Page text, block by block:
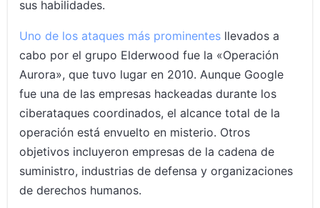
sus habilidades.
Uno de los ataques más prominentes llevados a
cabo por el grupo Elderwood fue la «Operación
Aurora», que tuvo lugar en 2010. Aunque Google
fue una de las empresas hackeadas durante los
ciberataques coordinados, el alcance total de la
operación está envuelto en misterio. Otros
objetivos incluyeron empresas de la cadena de
suministro, industrias de defensa y organizaciones
de derechos humanos.